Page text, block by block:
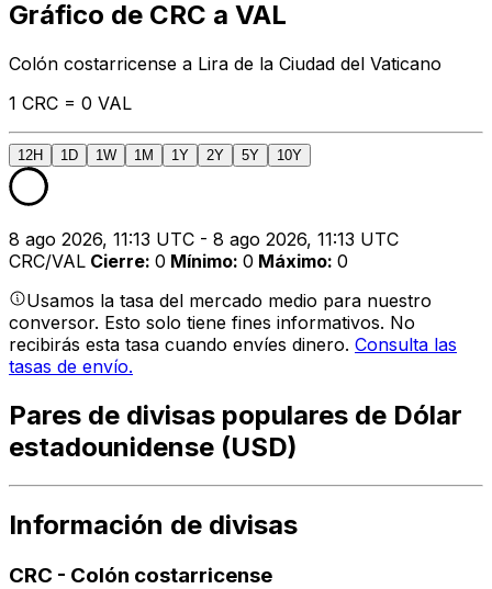
Gráfico de CRC a VAL
Colón costarricense a Lira de la Ciudad del Vaticano
1 CRC = 0 VAL
12H 1D 1W 1M 1Y 2Y 5Y 10Y
8 ago 2026, 11:13 UTC - 8 ago 2026, 11:13 UTC
CRC/VAL Cierre: 0 Mínimo: 0 Máximo: 0
Usamos la tasa del mercado medio para nuestro
conversor. Esto solo tiene fines informativos. No
recibirás esta tasa cuando envíes dinero. Consulta las
tasas de envío.
Pares de divisas populares de Dólar
estadounidense (USD)
Información de divisas
CRC - Colón costarricense